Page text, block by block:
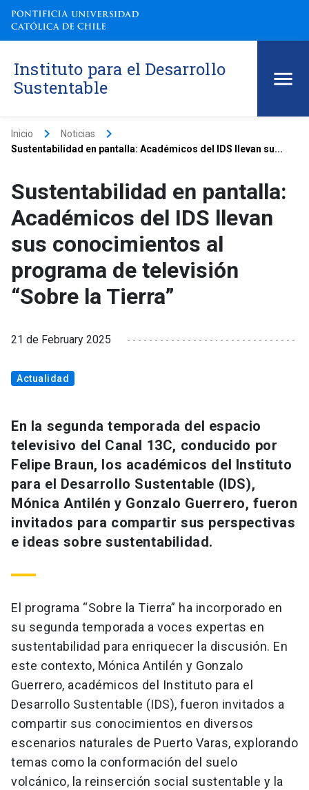
Instituto para el Desarrollo
Sustentable
Inicio keyboard_arrow_right Noticias keyboard_arrow_right
Sustentabilidad en pantalla: Académicos del IDS llevan su...
Sustentabilidad en pantalla:
Académicos del IDS llevan
sus conocimientos al
programa de televisión
“Sobre la Tierra”
21 de February 2025
Actualidad
En la segunda temporada del espacio
televisivo del Canal 13C, conducido por
Felipe Braun, los académicos del Instituto
para el Desarrollo Sustentable (IDS),
Mónica Antilén y Gonzalo Guerrero, fueron
invitados para compartir sus perspectivas
e ideas sobre sustentabilidad.
El programa “Sobre la Tierra” ha incorporado en
su segunda temporada a voces expertas en
sustentabilidad para enriquecer la discusión. En
este contexto, Mónica Antilén y Gonzalo
Guerrero, académicos del Instituto para el
Desarrollo Sustentable (IDS), fueron invitados a
compartir sus conocimientos en diversos
escenarios naturales de Puerto Varas, explorando
temas como la conformación del suelo
volcánico, la reinserción social sustentable y la